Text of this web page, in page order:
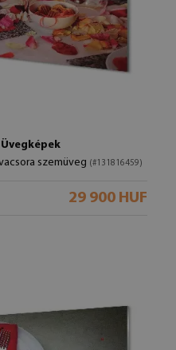
Üvegképek
szemüveg (#131816459)
29 900 HUF